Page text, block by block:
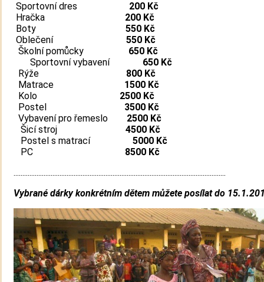
Sportovní dres 200 Kč
Hračka 200 Kč
Boty
550 Kč
Oblečení
550 Kč
Školní pomůcky 650 Kč
Sportovní vybavení
650 Kč
Rýže
800 Kč
Matrace
1500 Kč
Kolo
2500 Kč
Postel
3500 Kč
Vybavení pro řemeslo 2500 Kč
Šicí stroj
4500 Kč
Postel s matrací
5000 Kč
PC
8500 Kč
........................................................................................................................
Vybrané dárky konkrétním dětem můžete posílat do